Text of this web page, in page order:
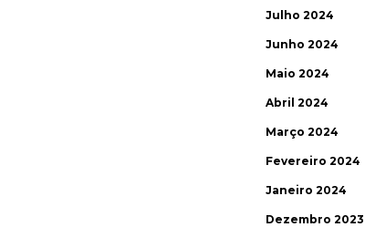
Julho 2024
Junho 2024
Maio 2024
Abril 2024
Março 2024
Fevereiro 2024
Janeiro 2024
Dezembro 2023